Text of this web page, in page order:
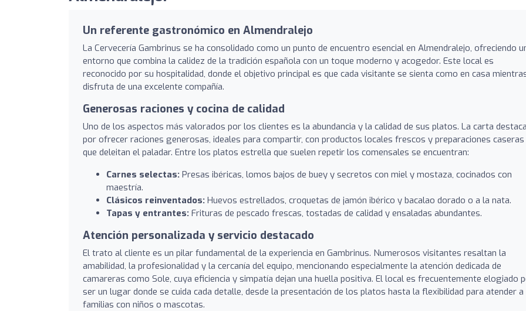
Un referente gastronómico en Almendralejo
La Cervecería Gambrinus se ha consolidado como un punto de encuentro esencial en Almendralejo, ofreciendo
entorno que combina la calidez de la tradición española con un toque moderno y acogedor. Este local es
reconocido por su hospitalidad, donde el objetivo principal es que cada visitante se sienta como en casa
disfruta de una excelente compañía.
Generosas raciones y cocina de calidad
Uno de los aspectos más valorados por los clientes es la abundancia y la calidad de sus platos. La carta destaca
por ofrecer raciones generosas, ideales para compartir, con productos locales frescos y preparaciones caseras
que deleitan el paladar. Entre los platos estrella que suelen repetir los comensales se encuentran:
Carnes selectas: Presas ibéricas, lomos bajos de buey y secretos con miel y mostaza, cocinados con
maestría.
Clásicos reinventados: Huevos estrellados, croquetas de jamón ibérico y bacalao dorado o a la nata.
Tapas y entrantes: Frituras de pescado frescas, tostadas de calidad y ensaladas abundantes.
Atención personalizada y servicio destacado
El trato al cliente es un pilar fundamental de la experiencia en Gambrinus. Numerosos visitantes resaltan la
amabilidad, la profesionalidad y la cercanía del equipo, mencionando especialmente la atención dedicada de
camareras como Sole, cuya eficiencia y simpatía dejan una huella positiva. El local es frecuentemente elogiado
ser un lugar donde se cuida cada detalle, desde la presentación de los platos hasta la flexibilidad para atender a
familias con niños o mascotas.